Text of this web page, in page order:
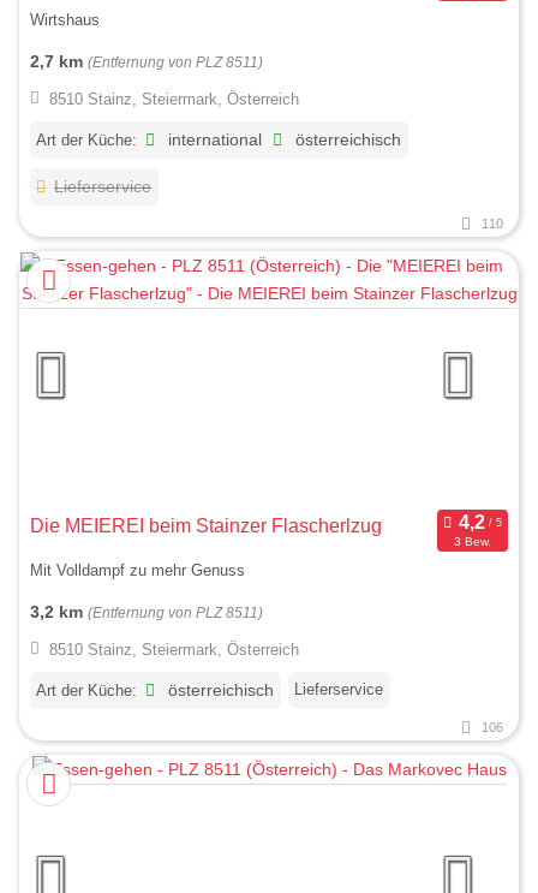
Wirtshaus
2,7 km (Entfernung von PLZ 8511)
8510 Stainz, Steiermark, Österreich
Art der Küche: international österreichisch
Lieferservice
110
Die MEIEREI beim Stainzer Flascherlzug
3 Bew.
Mit Volldampf zu mehr Genuss
3,2 km (Entfernung von PLZ 8511)
8510 Stainz, Steiermark, Österreich
Art der Küche: österreichisch Lieferservice
106